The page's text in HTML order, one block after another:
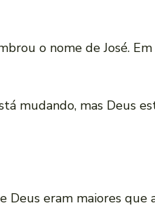
o nome de José.
mudando, mas Deus
eram maiores que